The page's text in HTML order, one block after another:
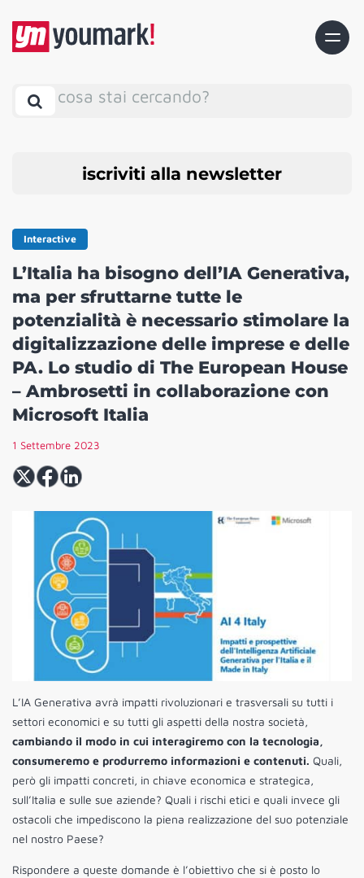
cosa stai cercando?
iscriviti alla newsletter
Interactive
L’Italia ha bisogno dell’IA Generativa,
ma per sfruttarne tutte le
potenzialità è necessario stimolare la
digitalizzazione delle imprese e delle
PA. Lo studio di The European House
– Ambrosetti in collaborazione con
Microsoft Italia
1 Settembre 2023
L’IA Generativa avrà impatti rivoluzionari e trasversali su tutti i
settori economici e su tutti gli aspetti della nostra società,
cambiando il modo in cui interagiremo con la tecnologia,
consumeremo e produrremo informazioni e contenuti. Quali,
però gli impatti concreti, in chiave economica e strategica,
sull’Italia e sulle sue aziende? Quali i rischi etici e quali invece gli
ostacoli che impediscono la piena realizzazione del suo potenziale
nel nostro Paese?
Rispondere a queste domande è l’obiettivo che si è posto lo